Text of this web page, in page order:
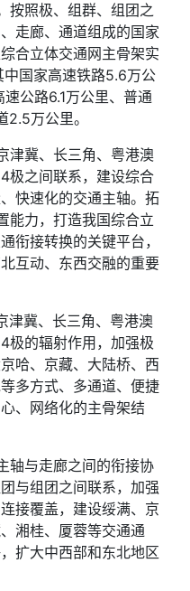
按照极、组群、组团之
走廊、通道组成的国家
合立体交通网主骨架实
国家高速铁路5.6万公
速公路6.1万公里、普通
2.5万公里。
冀、长三角、粤港澳
极之间联系，建设综合
快速化的交通主轴。拓
能力，打造我国综合立
衔接转换的关键平台，
互动、东西交融的重要
冀、长三角、粤港澳
极的辐射作用，加强极
哈、京藏、大陆桥、西
多方式、多通道、便捷
、网络化的主骨架结
与走廊之间的衔接协
与组团之间联系，加强
接覆盖，建设绥满、京
湘桂、厦蓉等交通通
扩大中西部和东北地区